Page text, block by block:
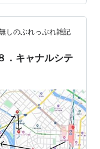
、まずは・・・ご
＊＊＊ ■ こんな
しのぶれっぶれ雑記
．キャナルシテ